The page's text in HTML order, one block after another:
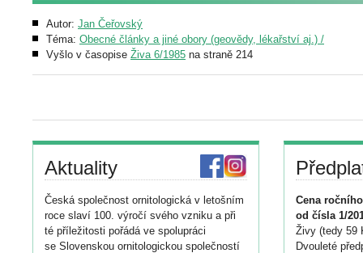
Autor: Jan Čeřovský
Téma: Obecné články a jiné obory (geovědy, lékařství aj.) /
Vyšlo v časopise Živa 6/1985 na straně 214
Aktuality
Česká společnost ornitologická v letošním
roce slaví 100. výročí svého vzniku a při
té příležitosti pořádá ve spolupráci
se Slovenskou ornitologickou společností
Cena
od čísla 1/
Živy (tedy 59
Dvouleté